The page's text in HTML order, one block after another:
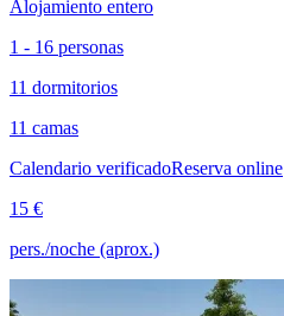
Alojamiento entero
1 - 16 personas
11 dormitorios
11 camas
Calendario verificadoReserva online
15 €
pers./noche (aprox.)